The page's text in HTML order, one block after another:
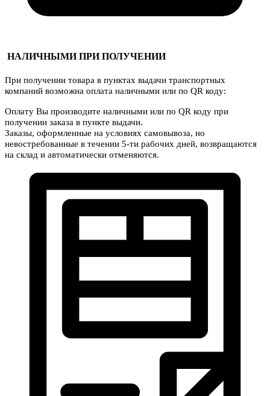
НАЛИЧНЫМИ ПРИ ПОЛУЧЕНИИ
При получении товара в пунктах выдачи транспортных
компаний возможна оплата наличными или по QR коду:
Оплату Вы производите наличными или по QR коду при
получении заказа в пункте выдачи.
Заказы, оформленные на условиях самовывоза, но
невостребованные в течении 5-ти рабочих дней, возвращаются
на склад и автоматически отменяются.